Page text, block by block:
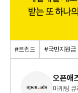
#트렌드 #국민지원금
오픈애
마케팅